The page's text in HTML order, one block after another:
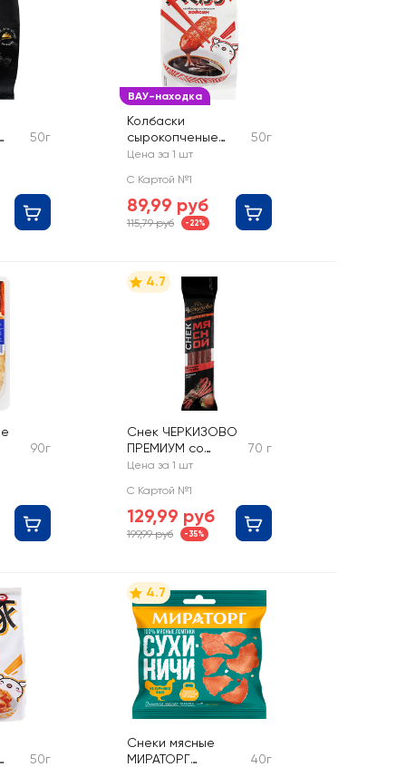
50г
ВАУ-находка
Колбаски
сырокопченые
ДЫМОВ со вкусом
50г
Цена за 1 шт
С Картой №1
89,99 руб
115,79 руб -22%
90г
4.7
Снек ЧЕРКИЗОВО
ПРЕМИУМ со
вкусом бургера
70 г
Цена за 1 шт
С Картой №1
129,99 руб
199,99 руб -35%
50г
4.7
Снеки мясные
МИРАТОРГ
40г